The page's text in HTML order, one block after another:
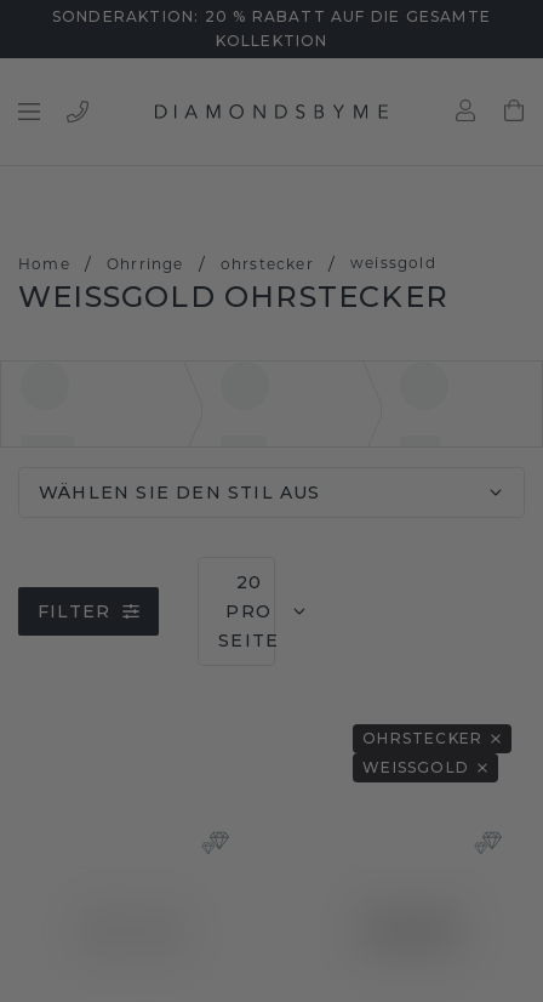
SONDERAKTION: 20 % RABATT AUF DIE GESAMTE
KOLLEKTION
Home / Ohrringe / ohrstecker / weissgold
WEISSGOLD OHRSTECKER
WÄHLEN SIE DEN STIL AUS
FILTER
20
PRO
SEITE
OHRSTECKER
WEISSGOLD